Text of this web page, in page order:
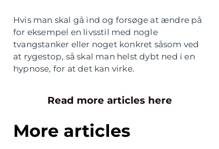
Hvis man skal gå ind og forsøge at ændre på
for eksempel en livsstil med nogle
tvangstanker eller noget konkret såsom ved
at rygestop, så skal man helst dybt ned i en
hypnose, for at det kan virke.
Read more articles here
More articles